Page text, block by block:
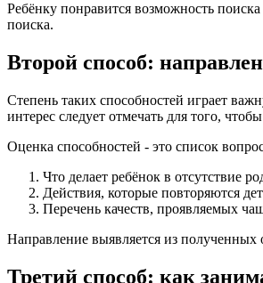
Ребёнку понравится возможность
поиска.
Второй способ:
Степень таких способностей играет
интерес следует отмечать для того,
Оценка способностей - это список
Что делает ребёнок в отсутствие
Действия, которые повторяются
Перечень качеств, проявляемых
Направление выявляется из
Третий способ: как